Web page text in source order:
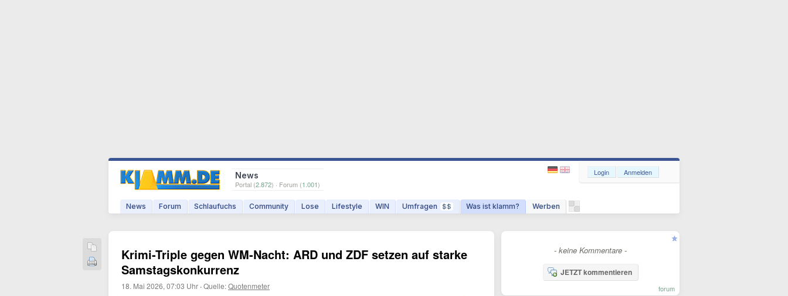
News
Portal (2.872) · Forum (1.001)
News Forum Schlaufuchs Community Lose Lifestyle WIN Umfragen $$ Was ist klamm? Werben
Login Anmelden
Krimi-Triple gegen WM-Nacht: ARD und ZDF setzen auf starke
Samstagskonkurrenz
18. Mai 2026, 07:03 Uhr ·Quelle:Quotenmeter
- keine Kommentare -
JETZT kommentieren
forum